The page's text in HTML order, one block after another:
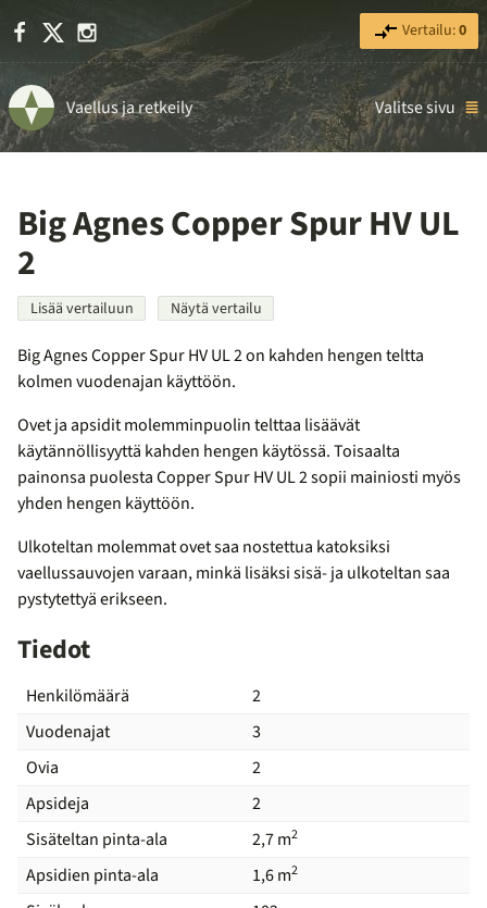
Facebook Instagram Vertailu:0
Vaellus ja retkeily Valitse sivu
Big Agnes Copper Spur HV UL
2
Lisää vertailuun Näytä vertailu
Big Agnes Copper Spur HV UL 2 on kahden hengen teltta
kolmen vuodenajan käyttöön.
Ovet ja apsidit molemminpuolin telttaa lisäävät
käytännöllisyyttä kahden hengen käytössä. Toisaalta
painonsa puolesta Copper Spur HV UL 2 sopii mainiosti myös
yhden hengen käyttöön.
Ulkoteltan molemmat ovet saa nostettua katoksiksi
vaellussauvojen varaan, minkä lisäksi sisä- ja ulkoteltan saa
pystytettyä erikseen.
Tiedot
Henkilömäärä
2
Vuodenajat
3
Ovia
2
Apsideja
2
Sisäteltan pinta-ala
2,7 m2
Apsidien pinta-ala 1,6 m2